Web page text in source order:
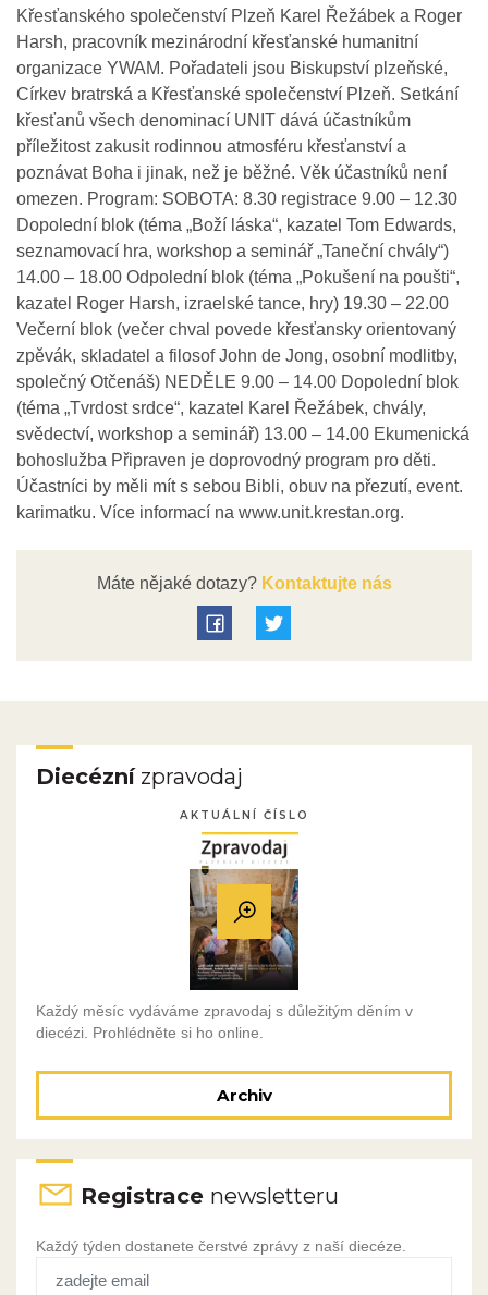
Křesťanského společenství Plzeň Karel Řežábek a Roger
Harsh, pracovník mezinárodní křesťanské humanitní
organizace YWAM. Pořadateli jsou Biskupství plzeňské,
Církev bratrská a Křesťanské společenství Plzeň. Setkání
křesťanů všech denominací UNIT dává účastníkům
příležitost zakusit rodinnou atmosféru křesťanství a
poznávat Boha i jinak, než je běžné. Věk účastníků není
omezen. Program: SOBOTA: 8.30 registrace 9.00 – 12.30
Dopolední blok (téma „Boží láska“, kazatel Tom Edwards,
seznamovací hra, workshop a seminář „Taneční chvály“)
14.00 – 18.00 Odpolední blok (téma „Pokušení na poušti“,
kazatel Roger Harsh, izraelské tance, hry) 19.30 – 22.00
Večerní blok (večer chval povede křesťansky orientovaný
zpěvák, skladatel a filosof John de Jong, osobní modlitby,
společný Otčenáš) NEDĚLE 9.00 – 14.00 Dopolední blok
(téma „Tvrdost srdce“, kazatel Karel Řežábek, chvály,
svědectví, workshop a seminář) 13.00 – 14.00 Ekumenická
bohoslužba Připraven je doprovodný program pro děti.
Účastníci by měli mít s sebou Bibli, obuv na přezutí, event.
karimatku. Více informací na www.unit.krestan.org.
Máte nějaké dotazy?Kontaktujte nás
Diecéznízpravodaj
AKTUÁLNÍ ČÍSLO
Každý měsíc vydáváme zpravodaj s důležitým děním v
diecézi. Prohlédněte si ho online.
Archiv
Registrace newsletteru
Každý týden dostanete čerstvé zprávy z naší diecéze.